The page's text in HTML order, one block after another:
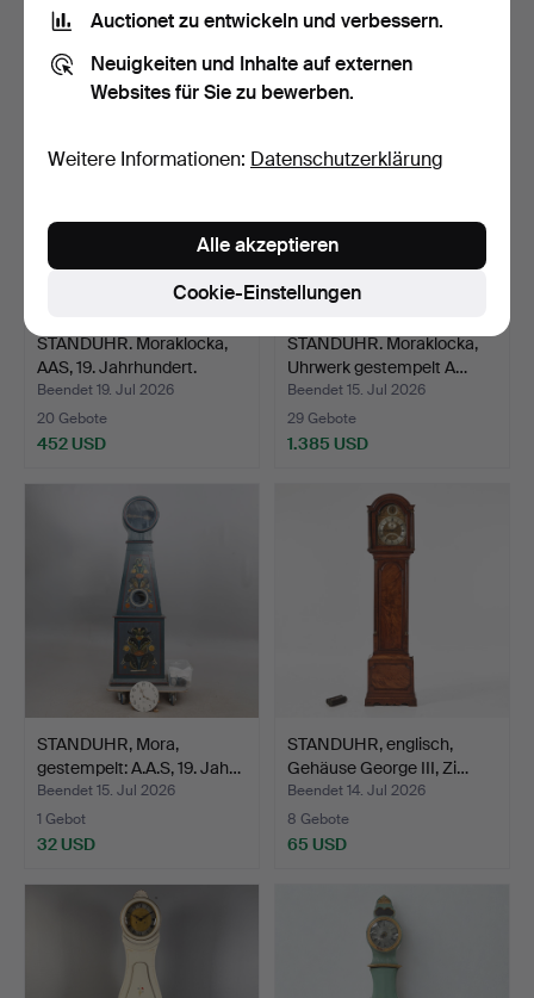
27 Gebote
8 Gebote
STANDUHR. Moraklocka,
AAS, 19. Jahrhundert.
Beendet 19. Jul 2026
20 Gebote
452 USD
STANDUHR. Moraklocka,
Uhrwerk gestempelt A…
Beendet 15. Jul 2026
29 Gebote
1.385 USD
STANDUHR, Mora,
gestempelt: A.A.S, 19. Jah…
Beendet 15. Jul 2026
1 Gebot
32 USD
STANDUHR, englisch,
Gehäuse George III, Zi…
Beendet 14. Jul 2026
8 Gebote
65 USD
Auctionet zu entwickeln und verbessern.
Neuigkeiten und Inhalte auf externen
Websites für Sie zu bewerben.
Weitere Informationen: Datenschutzerklärung
Cookie-Einstellungen
Alle akzeptieren